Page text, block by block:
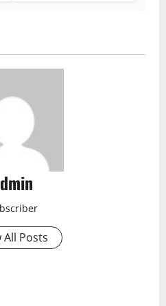
All Posts